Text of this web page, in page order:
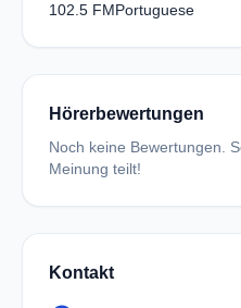
102.5 FMPortuguese
Hörerbewertungen
Noch keine Bewertungen.
Meinung teilt!
Kontakt